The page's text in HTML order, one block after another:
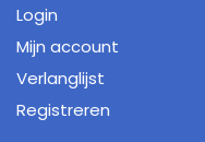
Login
Mijn account
Verlanglijst
Registreren